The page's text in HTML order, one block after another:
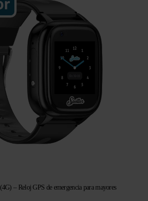
– Reloj GPS de emergencia para mayores